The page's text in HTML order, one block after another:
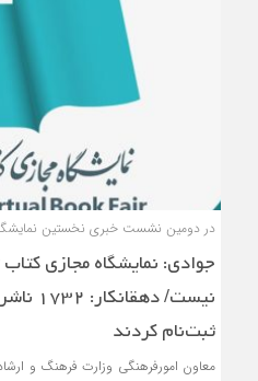
در دومین نشست خبری نخستین
جوادی: نمایشگاه مجازی
نیست/
ثبت‌نام کردند
معاون امورفرهنگی وزارت فرهنگ و